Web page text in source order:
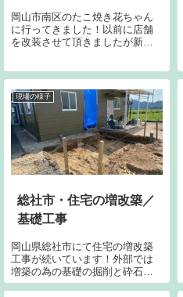
岡山市南区のたこ焼き花ちゃん
に行ってきました！以前に店舗
を改装させて頂きましたが新た
たこ焼きだけでしたがかき氷、
フロート、ソフトクリーム、ジ
ュース、ビールと増えに増えて
今回はたい焼きも...
現場の様子
総社市・住宅の増改築／
基礎工事
岡山県総社市にて住宅の増改築
工事が続いています！外部では
増築の為の基礎の掘削と砕石敷
き、鉄筋組み、ベースコンの打